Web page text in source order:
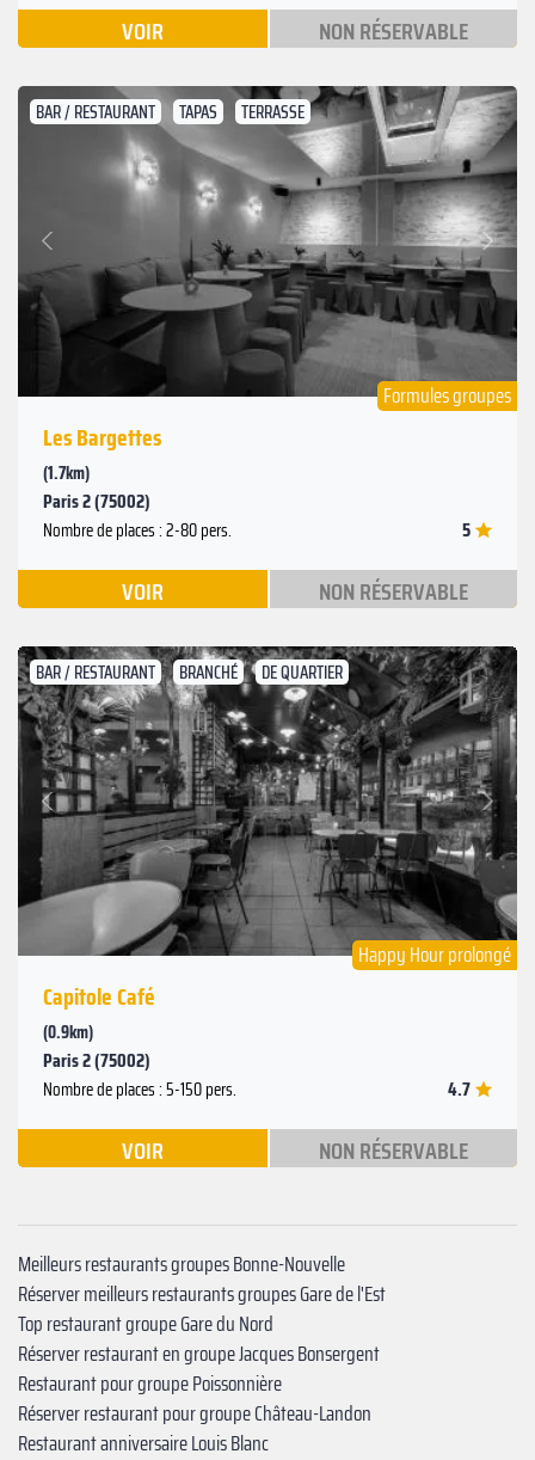
VOIR NON RÉSERVABLE
BAR / RESTAURANT TAPAS TERRASSE
Précédent
Suivant
Formules groupes
Les Bargettes
(1.7km)
Paris 2 (75002)
Nombre de places : 2-80 pers. 5
VOIR NON RÉSERVABLE
BAR / RESTAURANT BRANCHÉ DE QUARTIER
Précédent
Suivant
Happy Hour prolongé
Capitole Café
(0.9km)
Paris 2 (75002)
Nombre de places : 5-150 pers. 4.7
VOIR NON RÉSERVABLE
Meilleurs restaurants groupes Bonne-Nouvelle
Réserver meilleurs restaurants groupes Gare de l'Est
Top restaurant groupe Gare du Nord
Réserver restaurant en groupe Jacques Bonsergent
Restaurant pour groupe Poissonnière
Réserver restaurant pour groupe ‍Château-Landon‍
Restaurant anniversaire ‍Louis Blanc